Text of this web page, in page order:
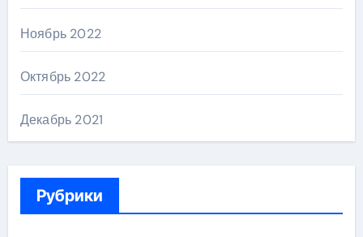
Ноябрь 2022
Октябрь 2022
Декабрь 2021
Рубрики